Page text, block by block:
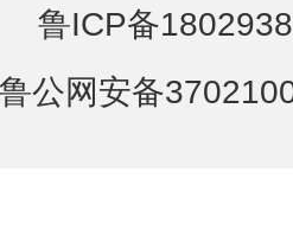
鲁ICP备
鲁公网安备